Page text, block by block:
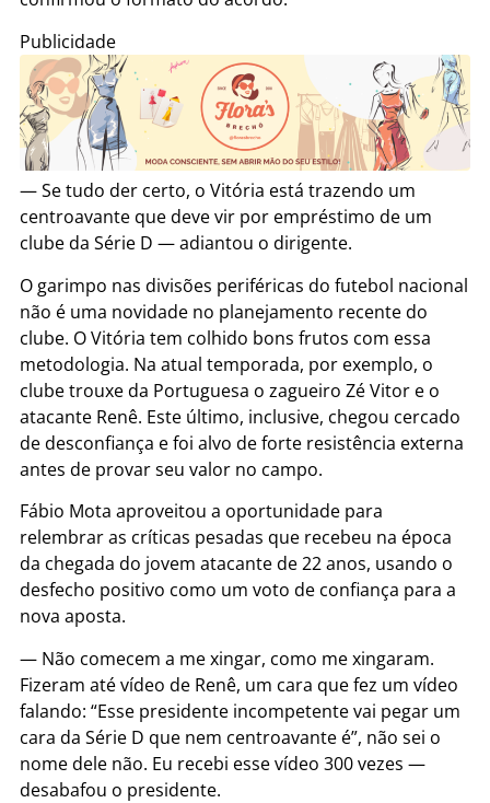
Publicidade
— Se tudo der certo, o Vitória está trazendo um
centroavante que deve vir por empréstimo de um
clube da Série D — adiantou o dirigente.
O garimpo nas divisões periféricas do futebol nacional
não é uma novidade no planejamento recente do
clube. O Vitória tem colhido bons frutos com essa
metodologia. Na atual temporada, por exemplo, o
clube trouxe da Portuguesa o zagueiro Zé Vitor e o
atacante Renê. Este último, inclusive, chegou cercado
de desconfiança e foi alvo de forte resistência externa
antes de provar seu valor no campo.
Fábio Mota aproveitou a oportunidade para
relembrar as críticas pesadas que recebeu na época
da chegada do jovem atacante de 22 anos, usando o
desfecho positivo como um voto de confiança para a
nova aposta.
— Não comecem a me xingar, como me xingaram.
Fizeram até vídeo de Renê, um cara que fez um vídeo
falando: “Esse presidente incompetente vai pegar um
cara da Série D que nem centroavante é”, não sei o
nome dele não. Eu recebi essevídeo 300 vezes —
desabafou o presidente.